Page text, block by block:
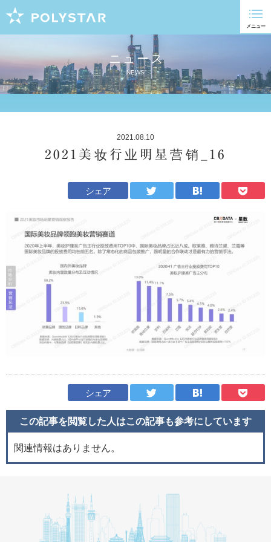
ニュース
NEWS
2021.08.10
2021美妆行业明星营销_16
シェア
シェア
この記事を閲覧した人はこの記事も参考にしています
関連情報はありません。